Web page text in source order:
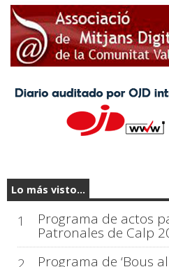
Lo más visto...
1 Programa de actos
Patronales de Calp
Programa de ‘Bous